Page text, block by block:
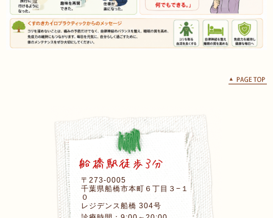
〒273-0005
千葉県船橋市本町６丁目３−１
０
レジデンス船橋 304号